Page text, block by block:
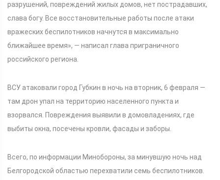
разрушений, повреждений жилых домов, нет пострадавших,
слава богу. Все восстановительные работы после атаки
вражеских беспилотников начнутся в максимально
ближайшее время», — написал глава приграничного
российского региона.
ВСУ атаковали город Губкин в ночь на вторник, 6 февраля —
там дрон упал на территорию населенного пункта и
взорвался. Повреждения выявили в домовладениях, где
выбиты окна, посечены кровли, фасады и заборы.
Всего, по информации Минобороны, за минувшую ночь над
Белгородской областью перехватили семь беспилотников.